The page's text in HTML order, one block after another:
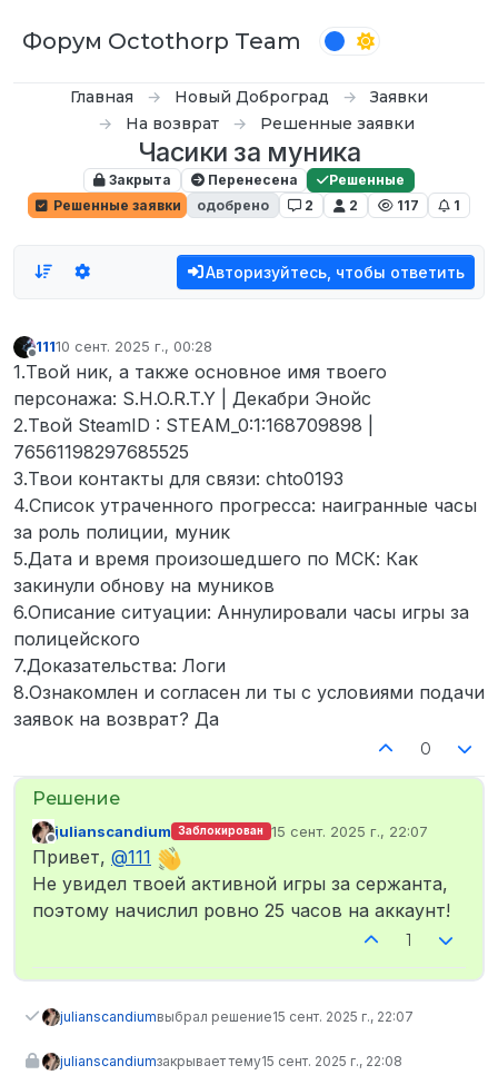
Форум Octothorp Team
Главная Новый Доброград
Заявки
На возврат
Решенные заявки
Часики за муника
Закрыта Перенесена
Решенные
Решенные заявки
одобрено 2 2 117 1
Авторизуйтесь, чтобы ответить
Не в сети
11110 сент. 2025 г., 00:28
отредактировано
1.Твой ник, а также основное имя твоего
персонажа: S.H.O.R.T.Y | Декабри Энойс
2.Твой SteamID : STEAM_0:1:168709898 |
76561198297685525
3.Твои контакты для связи: chto0193
4.Список утраченного прогресса: наигранные часы
за роль полиции, муник
5.Дата и время произошедшего по МСК: Как
закинули обнову на муников
6.Описание ситуации: Аннулировали часы игры за
полицейского
7.Доказательства: Логи
8.Ознакомлен и согласен ли ты с условиями подачи
заявок на возврат? Да
0
Не в сети
julianscandium Заблокирован 15 сент. 2025 г., 22:07
отредактировано
Привет, @111
Не увидел твоей активной игры за сержанта,
поэтому начислил ровно 25 часов на аккаунт!
1
julianscandiumвыбрал решение15 сент. 2025 г., 22:07
julianscandiumзакрывает тему15 сент. 2025 г., 22:08